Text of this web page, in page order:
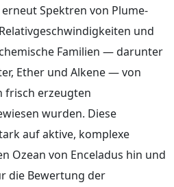
Spektren von Plume-
und
Familien — darunter
Ether und Alkene — von
frisch erzeugten
wurden. Diese
auf aktive, komplexe
Ozean von Enceladus hin und
die Bewertung der